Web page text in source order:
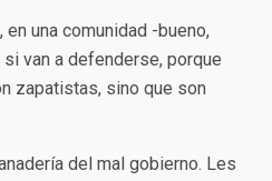
una comunidad -bueno,
van a defenderse, porque
zapatistas, sino que son
del mal gobierno. Les